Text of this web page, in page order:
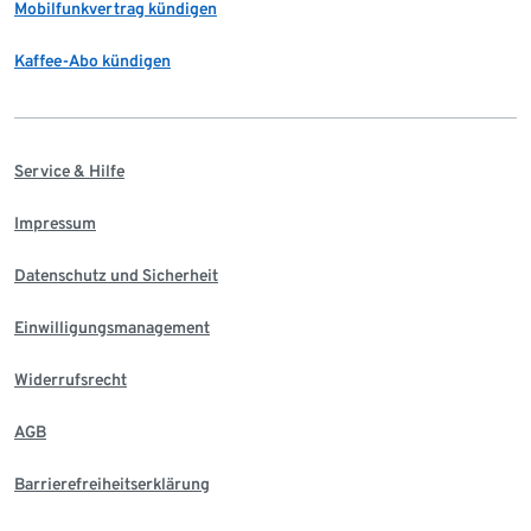
Mobilfunkvertrag kündigen
Kaffee-Abo kündigen
Service & Hilfe
Impressum
Datenschutz und Sicherheit
Einwilligungsmanagement
Widerrufsrecht
AGB
Barrierefreiheitserklärung